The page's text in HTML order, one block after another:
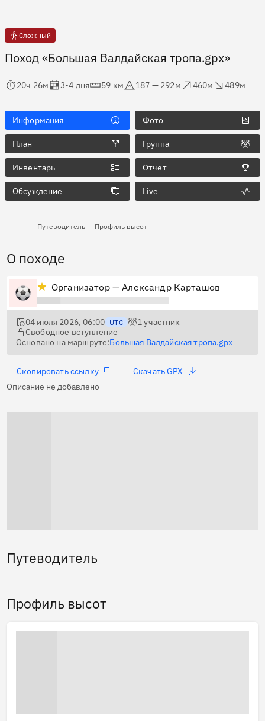
Сложный
Поход «Большая Валдайская тропа.gpx»
в пути
20ч 26м
Оценка в днях
3-4 дня
Дистанция
59 км
Абсолютная высота
187 — 292м
Набор высоты
460м
Сброс высоты
489м
Информация Фото
План Группа
Инвентарь Отчет
Обсуждение Live
Путеводитель Профиль высот
О походе
Организатор — Александр Карташов
04 июля 2026, 06:00 UTC 1участник
Свободное вступление
Основано на маршруте:Большая Валдайская тропа.gpx
Скопировать ссылку
Скачать GPX
Описание не добавлено
Путеводитель
Профиль высот